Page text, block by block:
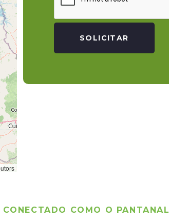
SOLICITAR
COMO O PANTANAL